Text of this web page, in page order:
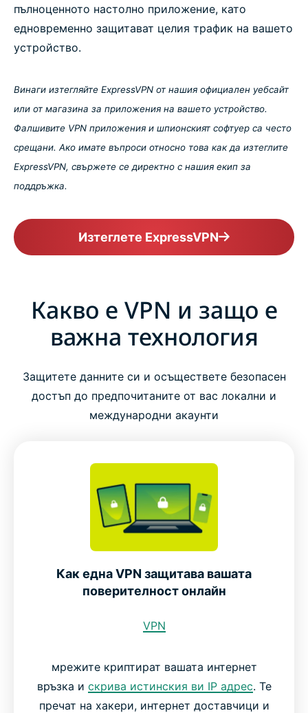
пълноценното настолно приложение, като
едновременно защитават целия трафик на вашето
устройство.
Винаги изтегляйте ExpressVPN от нашия официален уебсайт
или от магазина за приложения на вашето устройство.
Фалшивите VPN приложения и шпионският софтуер са често
срещани. Ако имате въпроси относно това как да изтеглите
ExpressVPN, свържете се директно с нашия екип за
поддръжка.
Изтеглете ExpressVPN
Какво е VPN и защо е
важна технология
Защитете данните си и осъществете безопасен
достъп до предпочитаните от вас локални и
международни акаунти
Как една VPN защитава вашата
поверителност онлайн
VPN
мрежите криптират вашата интернет
връзка и скрива истинския ви IP адрес. Те
пречат на хакери, интернет доставчици и